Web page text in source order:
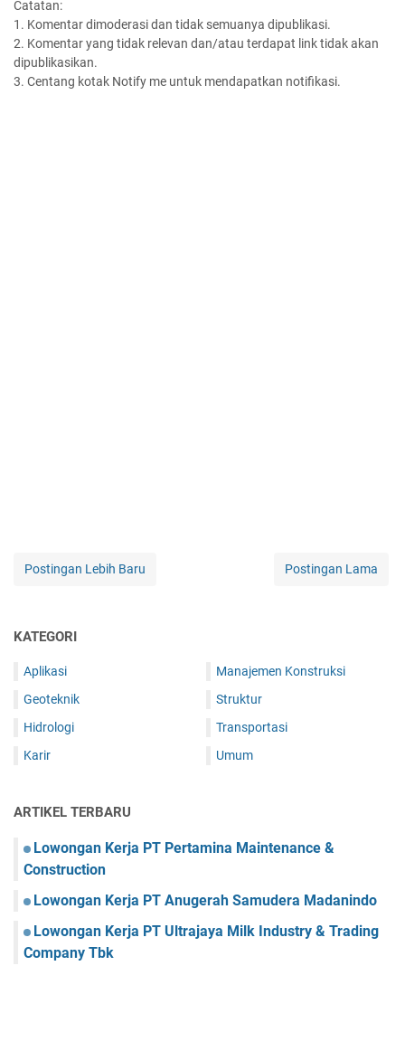
Catatan:
1. Komentar dimoderasi dan tidak semuanya dipublikasi.
2. Komentar yang tidak relevan dan/atau terdapat link tidak akan
dipublikasikan.
3. Centang kotak Notify me untuk mendapatkan notifikasi.
Postingan Lebih Baru Postingan Lama
KATEGORI
Aplikasi
Geoteknik
Hidrologi
Karir
Manajemen Konstruksi
Struktur
Transportasi
Umum
ARTIKEL TERBARU
Lowongan Kerja PT Pertamina Maintenance &
Construction
Lowongan Kerja PT Anugerah Samudera Madanindo
Lowongan Kerja PT Ultrajaya Milk Industry & Trading
Company Tbk